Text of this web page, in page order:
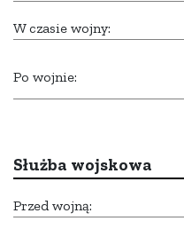
W czasie wojny:
Po wojnie:
Służba wojskowa
Przed wojną: